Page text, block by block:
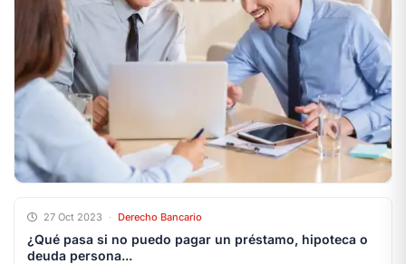
27 Oct 2023 · Derecho Bancario
¿Qué pasa si no puedo pagar un préstamo, hipoteca o
deuda persona...